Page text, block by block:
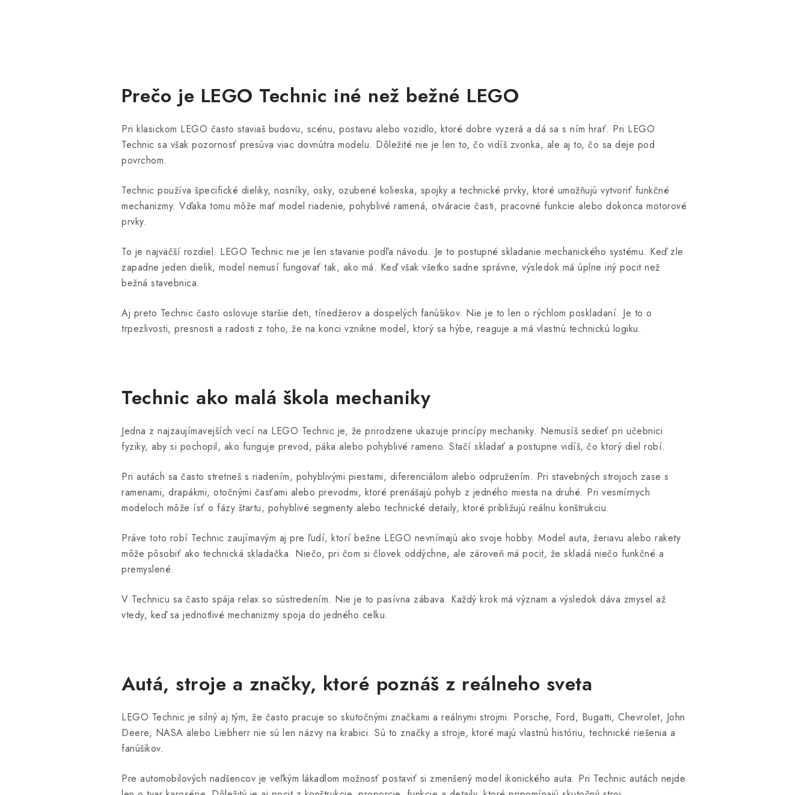
Prečo je LEGO Technic iné než bežné LEGO
Pri klasickom LEGO často staviaš budovu, scénu, postavu alebo vozidlo, ktoré dobre vyzerá a dá sa s ním hrať. Pri LEGO
Technic sa však pozornosť presúva viac dovnútra modelu. Dôležité nie je len to, čo vidíš zvonka, ale aj to, čo sa deje pod
povrchom.
Technic používa špecifické dieliky, nosníky, osky, ozubené kolieska, spojky a technické prvky, ktoré umožňujú vytvoriť funkčné
mechanizmy. Vďaka tomu môže mať model riadenie, pohyblivé ramená, otváracie časti, pracovné funkcie alebo dokonca motorové
prvky.
To je najväčší rozdiel. LEGO Technic nie je len stavanie podľa návodu. Je to postupné skladanie mechanického systému. Keď zle
zapadne jeden dielik, model nemusí fungovať tak, ako má. Keď však všetko sadne správne, výsledok má úplne iný pocit než
bežná stavebnica.
Aj preto Technic často oslovuje staršie deti, tínedžerov a dospelých fanúšikov. Nie je to len o rýchlom poskladaní. Je to o
trpezlivosti, presnosti a radosti z toho, že na konci vznikne model, ktorý sa hýbe, reaguje a má vlastnú technickú logiku.
Technic ako malá škola mechaniky
Jedna z najzaujímavejších vecí na LEGO Technic je, že prirodzene ukazuje princípy mechaniky. Nemusíš sedieť pri učebnici
fyziky, aby si pochopil, ako funguje prevod, páka alebo pohyblivé rameno. Stačí skladať a postupne vidíš, čo ktorý diel robí.
Pri autách sa často stretneš s riadením, pohyblivými piestami, diferenciálom alebo odpružením. Pri stavebných strojoch zase s
ramenami, drapákmi, otočnými časťami alebo prevodmi, ktoré prenášajú pohyb z jedného miesta na druhé. Pri vesmírnych
modeloch môže ísť o fázy štartu, pohyblivé segmenty alebo technické detaily, ktoré približujú reálnu konštrukciu.
Práve toto robí Technic zaujímavým aj pre ľudí, ktorí bežne LEGO nevnímajú ako svoje hobby. Model auta, žeriavu alebo rakety
môže pôsobiť ako technická skladačka. Niečo, pri čom si človek oddýchne, ale zároveň má pocit, že skladá niečo funkčné a
premyslené.
V Technicu sa často spája relax so sústredením. Nie je to pasívna zábava. Každý krok má význam a výsledok dáva zmysel až
vtedy, keď sa jednotlivé mechanizmy spoja do jedného celku.
Autá, stroje a značky, ktoré poznáš z reálneho sveta
LEGO Technic je silný aj tým, že často pracuje so skutočnými značkami a reálnymi strojmi. Porsche, Ford, Bugatti, Chevrolet, John
Deere, NASA alebo Liebherr nie sú len názvy na krabici. Sú to značky a stroje, ktoré majú vlastnú históriu, technické riešenia a
fanúšikov.
Pre automobilových nadšencov je veľkým lákadlom možnosť postaviť si zmenšený model ikonického auta. Pri Technic autách nejde